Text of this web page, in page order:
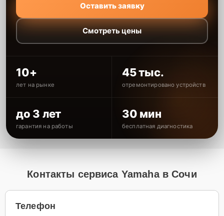
Оставить заявку
Смотреть цены
10+
лет на рынке
45 тыс.
отремонтировано устройств
до 3 лет
гарантия на работы
30 мин
бесплатная диагностика
Контакты сервиса Yamaha в Сочи
Телефон